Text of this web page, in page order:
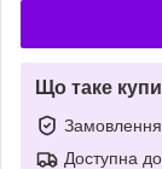
Що таке
Замовлення
Доступна